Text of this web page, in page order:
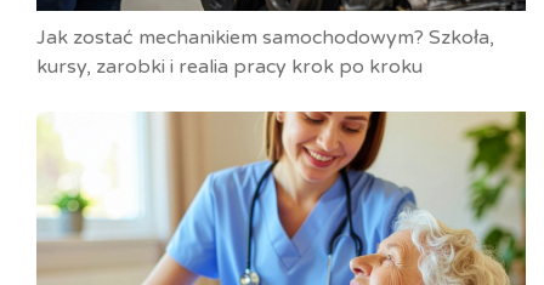
Jak zostać mechanikiem samochodowym? Szkoła,
kursy, zarobki i realia pracy krok po kroku